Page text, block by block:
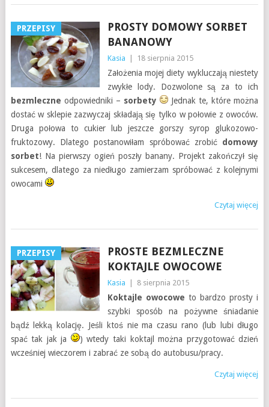
PRZEPISY
PROSTY DOMOWY SORBET
BANANOWY
Kasia 18 sierpnia 2015
Założenia mojej diety wykluczają niestety
zwykłe lody. Dozwolone są za to ich
bezmleczne odpowiedniki – sorbety
Jednak te, które można
dostać w sklepie zazwyczaj składają się tylko w połowie z owoców.
Druga połowa to cukier lub jeszcze gorszy syrop glukozowo-
fruktozowy. Dlatego postanowiłam spróbować zrobić domowy
sorbet! Na pierwszy ogień poszły banany. Projekt zakończył się
sukcesem, dlatego za niedługo zamierzam spróbować z kolejnymi
owocami
Czytaj więcej
PRZEPISY
PROSTE BEZMLECZNE
KOKTAJLE OWOCOWE
Kasia 8 sierpnia 2015
Koktajle owocowe to bardzo prosty i
szybki sposób na pożywne śniadanie
bądź lekką kolację. Jeśli ktoś nie ma czasu rano (lub lubi długo
spać tak jak ja
) wtedy taki koktajl można przygotować dzień
wcześniej wieczorem i zabrać ze sobą do autobusu/pracy.
Czytaj więcej